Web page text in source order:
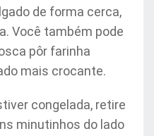
de forma cerca,
Você também pode
pôr farinha
mais crocante.
congelada, retire
minutinhos do lado